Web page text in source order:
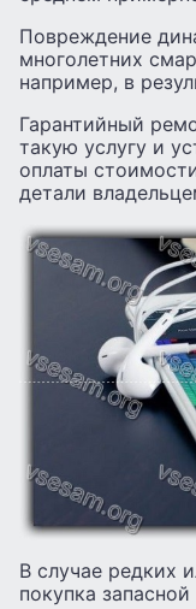
Повреждение
многолетних
например, в
Гарантийный
такую ​​услугу и
оплаты
детали
В случае редких
покупка